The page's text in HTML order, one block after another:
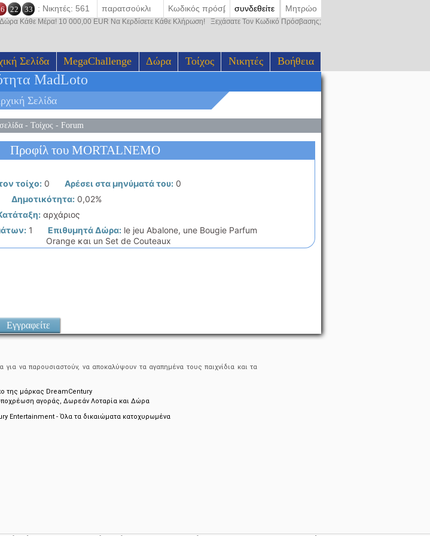
Σελίδα MegaChallenge Δώρα Τοίχος Νικητές Βοήθεια
22 33 : Νικητές: 561 συνδεθείτε Μητρώο
Δώρα Κάθε Μέρα! 10 000,00 EUR Να Κερδίσετε Κάθε Κλήρωση! Ξεχάσατε Τον Κωδικό Πρόσβασης;
MadLoto
Σελίδα
- Τοίχος - Forum
Προφίλ του MORTALNEMO
τοίχο:0 Αρέσει στα μηνύματά του:0
Δημοτικότητα:0,02%
αρχάριος
1 Επιθυμητά Δώρα:le jeu Abalone, une Bougie Parfum
Orange και un Set de Couteaux
Εγγραφείτε
να παρουσιαστούν, να αποκαλύψουν τα αγαπημένα τους παιχνίδια και τα
αγοράς, Δωρεάν Λοταρία και Δώρα
Entertainment - Όλα τα δικαιώματα κατοχυρωμένα